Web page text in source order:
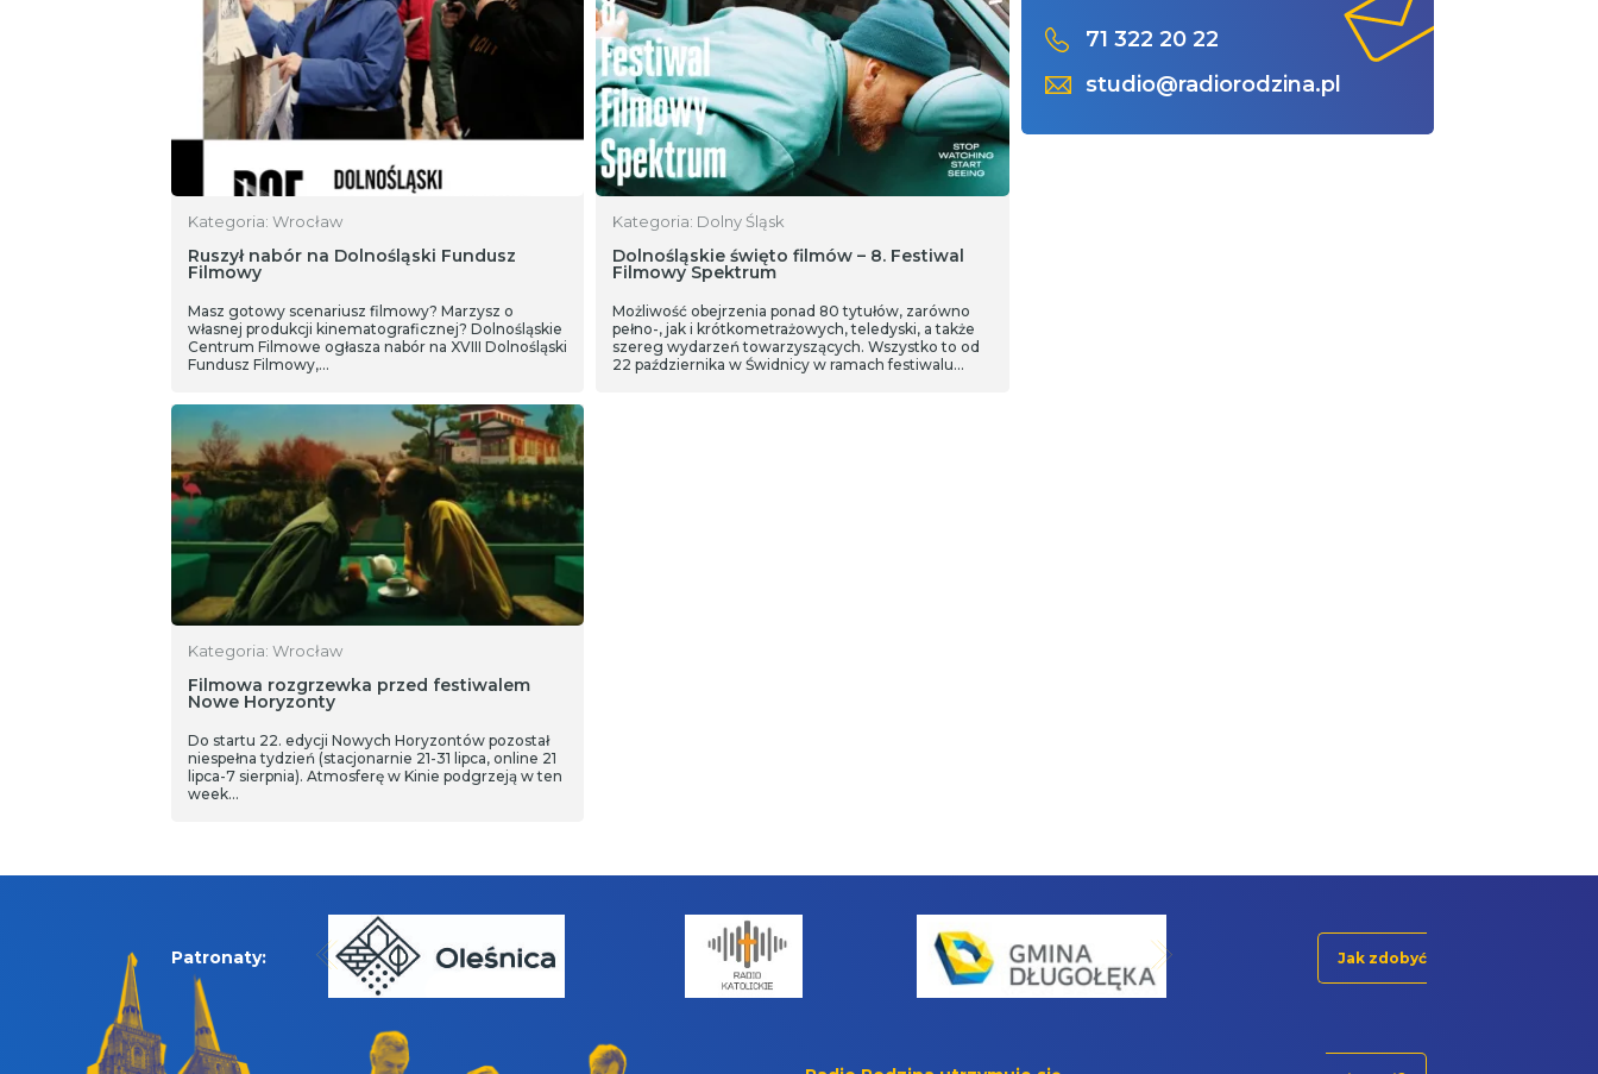
Kategoria: Wrocław
Ruszył nabór na Dolnośląski Fundusz
Filmowy
Masz gotowy scenariusz filmowy? Marzysz o
własnej produkcji kinematograficznej? Dolnośląskie
Centrum Filmowe ogłasza nabór na XVIII Dolnośląski
Fundusz Filmowy,…
Kategoria: Dolny Śląsk
Dolnośląskie święto filmów – 8. Festiwal
Filmowy Spektrum
Możliwość obejrzenia ponad 80 tytułów, zarówno
pełno-, jak i krótkometrażowych, teledyski, a także
szereg wydarzeń towarzyszących. Wszystko to od
22 października w Świdnicy w ramach festiwalu
Kategoria: Wrocław
Filmowa rozgrzewka przed festiwalem
Nowe Horyzonty
Do startu 22. edycji Nowych Horyzontów pozostał
niespełna tydzień (stacjonarnie 21-31 lipca, online 21
lipca-7 sierpnia). Atmosferę w Kinie podgrzeją w ten
week…
71 322 20 22
studio@radiorodzina.pl
Patronaty: Jak zdobyć